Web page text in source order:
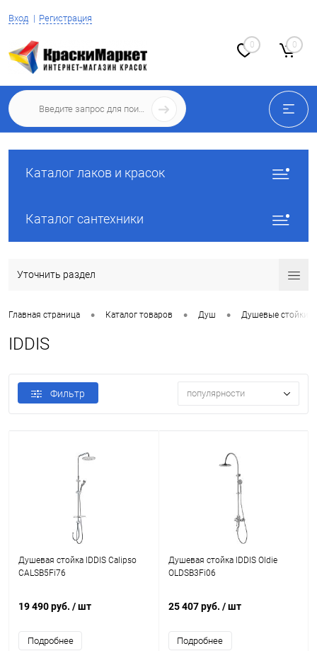
Вход Регистрация
0 0
Каталог лаков и красок
Каталог сантехники
Уточнить раздел
Главная страница • Каталог товаров • Душ • Душевые стойки
IDDIS
Фильтр популярности
Душевая стойка IDDIS Calipso
CALSB5Fi76
19 490 руб. / шт
Подробнее
Душевая стойка IDDIS Oldie
OLDSB3Fi06
25 407 руб. / шт
Подробнее